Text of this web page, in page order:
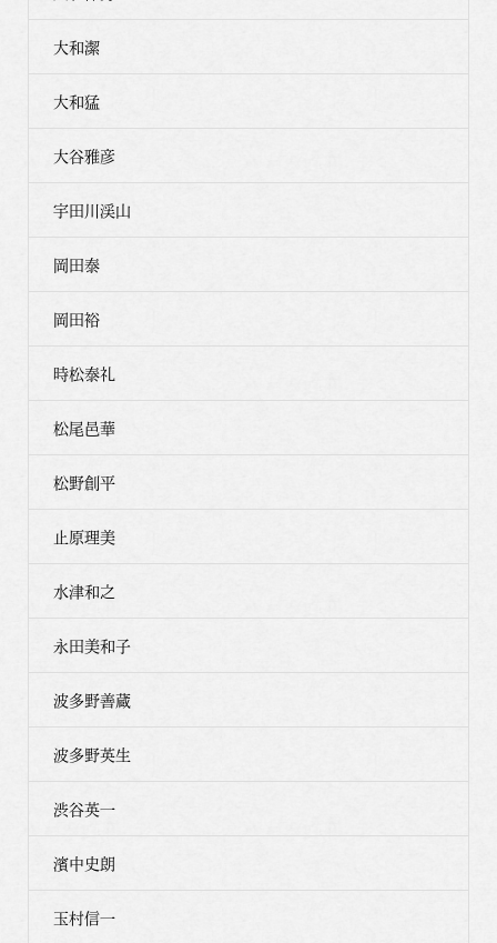
大和潔
大和猛
大谷雅彦
宇田川渓山
岡田泰
岡田裕
時松泰礼
松尾邑華
松野創平
止原理美
水津和之
永田美和子
波多野善蔵
波多野英生
渋谷英一
濱中史朗
玉村信一